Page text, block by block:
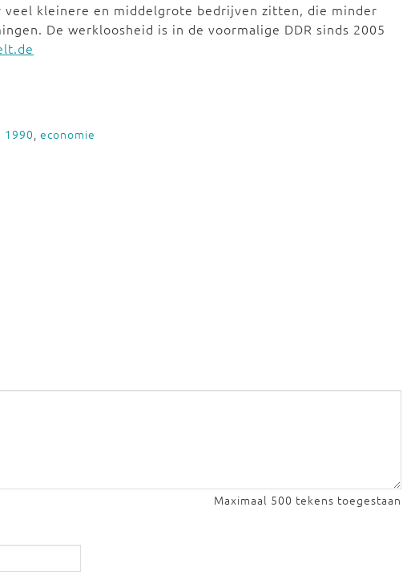
kleinere en middelgrote bedrijven zitten, die minder
De werkloosheid is in de voormalige DDR sinds 2005
1990, economie
Maximaal 500 tekens toegestaan